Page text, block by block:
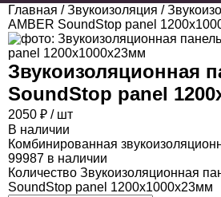
Главная /Звукоизоляция /
AMBER SoundStop panel
Звукоизоляционная
SoundStop panel
2050 ₽ / шт
В наличии
Комбинированная
99987 в наличии
Количество Звукоизоляционная
SoundStop panel 1200х1000х23мм